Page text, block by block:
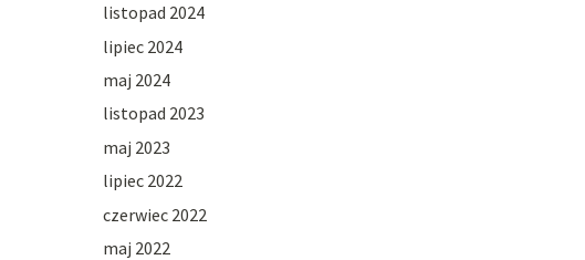
listopad 2024
lipiec 2024
maj 2024
listopad 2023
maj 2023
lipiec 2022
czerwiec 2022
maj 2022